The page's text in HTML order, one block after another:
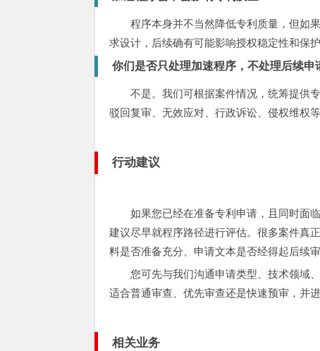
程序本身并不当然降低专利质量，但如
求设计，后续确有可能影响授权稳定性和保
你们是否只处理加速程序，不处理后续申
不是。我们可根据案件情况，统筹提供
驳回复审、无效应对、行政诉讼、侵权维权等
行动建议
如果您已经在准备专利申请，且同时面
建议尽早就程序路径进行评估。很多案件真
料是否准备充分、申请文本是否经得起后续审
您可先与我们沟通申请类型、技术领域
适合普通审查、优先审查还是快速预审，并
相关业务